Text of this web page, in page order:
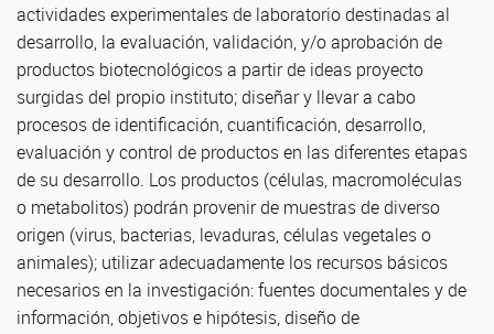
actividades experimentales de laboratorio destinadas al
desarrollo, la evaluación, validación, y/o aprobación de
productos biotecnológicos a partir de ideas proyecto
surgidas del propio instituto; diseñar y llevar a cabo
procesos de identificación, cuantificación, desarrollo,
evaluación y control de productos en las diferentes etapas
de su desarrollo. Los productos (células, macromoléculas
o metabolitos) podrán provenir de muestras de diverso
origen (virus, bacterias, levaduras, células vegetales o
animales); utilizar adecuadamente los recursos básicos
necesarios en la investigación: fuentes documentales y de
información, objetivos e hipótesis, diseño de